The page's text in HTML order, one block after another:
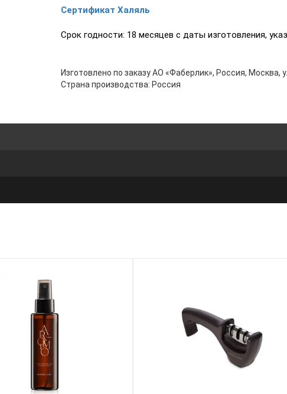
Сертификат Халяль
Срок годности: 18 месяцев с даты изготовления,
Изготовлено по заказу АО «Фаберлик», Россия, Москва,
Страна производства: Россия